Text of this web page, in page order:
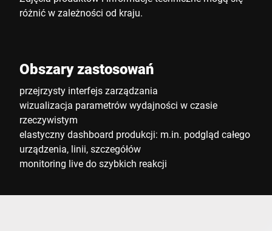
różnić w zależności od kraju.
Obszary zastosowań
przejrzysty interfejs zarządzania
wizualizacja parametrów wydajności w czasie
rzeczywistym
elastyczny dashboard produkcji: m.in. podgląd całego
urządzenia, linii, szczegółów
monitoring live do szybkich reakcji